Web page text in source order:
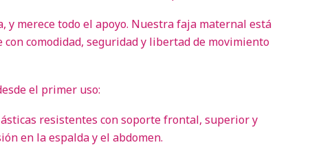
y merece todo el apoyo. Nuestra faja maternal está
comodidad, seguridad y libertad de movimiento
el primer uso:
resistentes con soporte frontal, superior y
en la espalda y el abdomen.